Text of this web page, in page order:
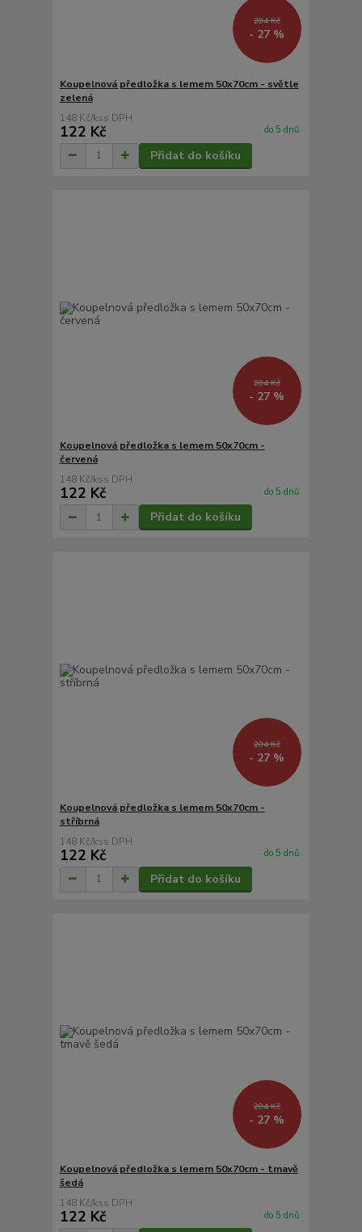
204 Kč
- 27 %
Koupelnová předložka s lemem 50x70cm - světle
zelená
148 Kč/ks
122 Kč do 5 dnů
Přidat do košíku
204 Kč
- 27 %
Koupelnová předložka s lemem 50x70cm -
červená
148 Kč/ks
122 Kč do 5 dnů
Přidat do košíku
204 Kč
- 27 %
Koupelnová předložka s lemem 50x70cm -
stříbrná
148 Kč/ks
122 Kč do 5 dnů
Přidat do košíku
204 Kč
- 27 %
Koupelnová předložka s lemem 50x70cm - tmavě
šedá
148 Kč/ks
122 Kč do 5 dnů